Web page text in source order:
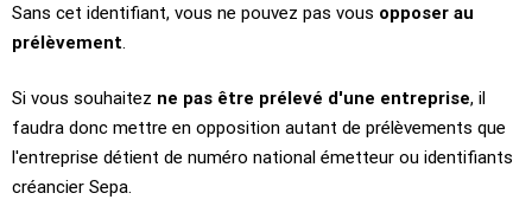
Sans cet identifiant, vous ne pouvez pas vous opposer au
prélèvement.
Si vous souhaitez ne pas être prélevé d'une entreprise, il
faudra donc mettre en opposition autant de prélèvements que
l'entreprise détient de numéro national émetteur ou identifiants
créancier Sepa.